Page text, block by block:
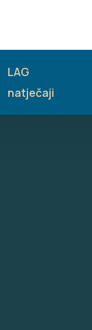
LAG
natječaji